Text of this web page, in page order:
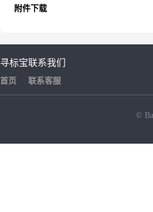
附件下载
寻标宝
首页
联系我们
联系客服
©